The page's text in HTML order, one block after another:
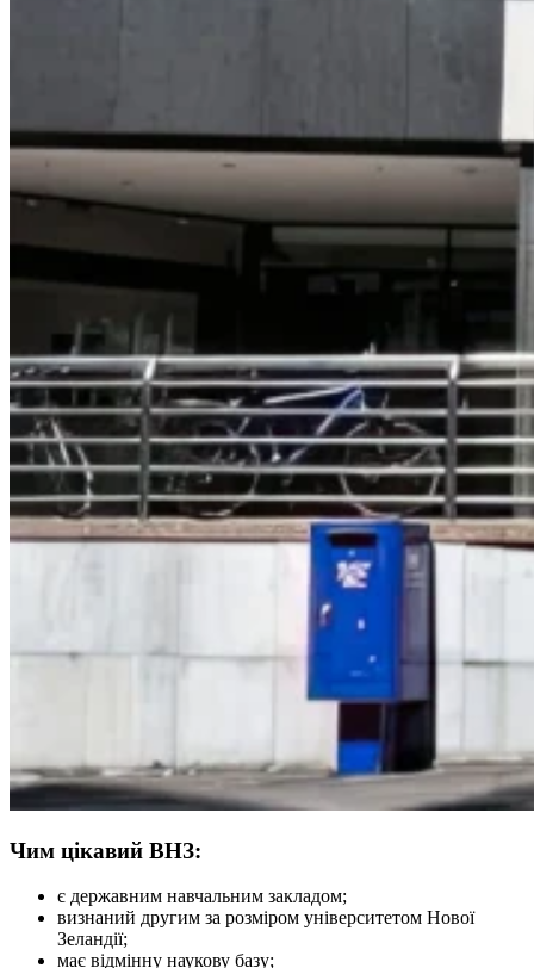
Чим цікавий ВНЗ:
є державним навчальним закладом;
визнаний другим за розміром університетом Нової
Зеландії;
має відмінну наукову базу;